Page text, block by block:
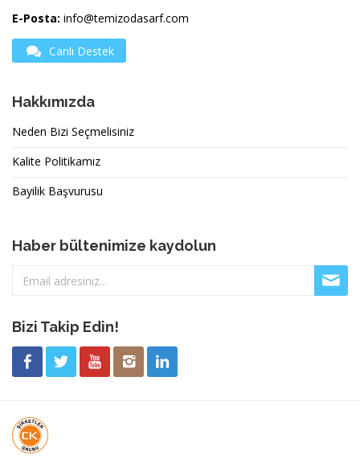
E-Posta: info@temizodasarf.com
Canlı Destek
Hakkımızda
Neden Bizi Seçmelisiniz
Kalite Politikamız
Bayilik Başvurusu
Haber bültenimize kaydolun
Bizi Takip Edin!